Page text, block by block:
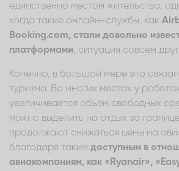
единственно местом жительства,
когда такие онлайн-службы, как
Booking.com, стали довольно
платформами, ситуация совсем
Конечно, в большой мере это
туризма. Во многих местах у
увеличивается объём свободных
можно выделить на отдых за
продолжают снижаться цены на
благодаря таким доступным в
авиакомпаниям, как «Ryanair»,